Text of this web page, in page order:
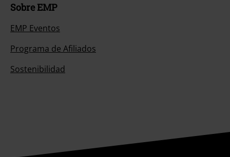
Sobre EMP
EMP Eventos
Programa de Afiliados
Sostenibilidad